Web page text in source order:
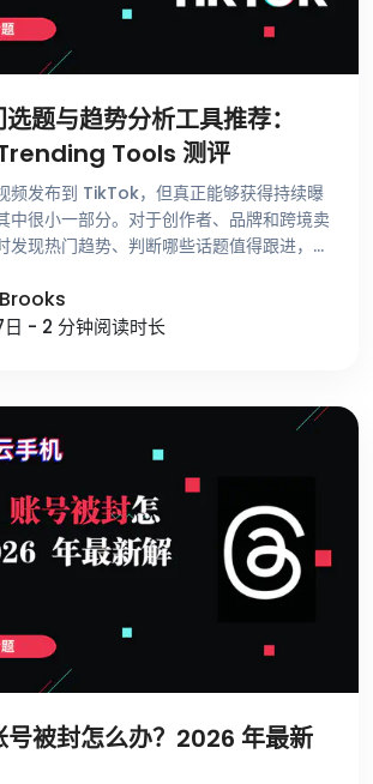
题与趋势分析工具推荐：
Tools 测评
频发布到 TikTok，但真正能够获得持续曝
中很小一部分。对于创作者、品牌和跨境卖
发现热门趋势、判断哪些话题值得跟进，比
- 2 分钟阅读时长
被封怎么办？2026 年最新